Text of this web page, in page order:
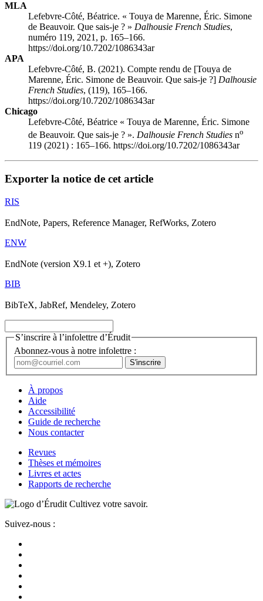
MLA
Lefebvre-Côté, Béatrice. « Touya de Marenne, Éric. Simone
de Beauvoir. Que sais-je ? » Dalhousie French Studies,
numéro 119, 2021, p. 165–166.
https://doi.org/10.7202/1086343ar
APA
Lefebvre-Côté, B. (2021). Compte rendu de [Touya de
Marenne, Éric. Simone de Beauvoir. Que sais-je ?] Dalhousie
French Studies, (119), 165–166.
https://doi.org/10.7202/1086343ar
Chicago
Lefebvre-Côté, Béatrice « Touya de Marenne, Éric. Simone
de Beauvoir. Que sais-je ? ». Dalhousie French Studies no
119 (2021) : 165–166. https://doi.org/10.7202/1086343ar
Exporter la notice de cet article
RIS
EndNote, Papers, Reference Manager, RefWorks, Zotero
ENW
EndNote (version X9.1 et +), Zotero
BIB
BibTeX, JabRef, Mendeley, Zotero
S’inscrire à l’infolettre d’Érudit
Abonnez-vous à notre infolettre :
À propos
Aide
Accessibilité
Guide de recherche
Nous contacter
Revues
Thèses et mémoires
Livres et actes
Rapports de recherche
Cultivez votre savoir.
Suivez-nous :